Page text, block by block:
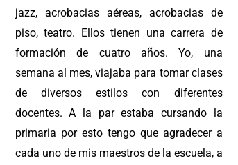
jazz, acrobacias aéreas, acrobacias de
piso, teatro. Ellos tienen una carrera de
formación de cuatro años. Yo, una
semana al mes, viajaba para tomar clases
de diversos estilos con diferentes
docentes. A la par estaba cursando la
primaria por esto tengo que agradecer a
cada uno de mis maestros de la escuela, a